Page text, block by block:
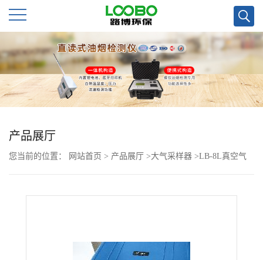
公
司
首
页
公
产品展厅
您当前的位置： 网站首页 > 产品展厅 >大气采样器 >LB-8L真空气